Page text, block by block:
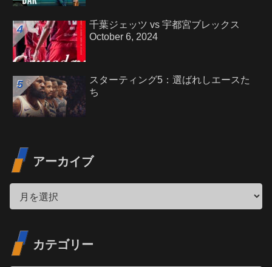
千葉ジェッツ vs 宇都宮ブレックス
October 6, 2024
スターティング5：選ばれしエースた
ち
アーカイブ
カテゴリー